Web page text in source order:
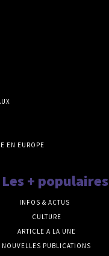
EN EUROPE
Les + populaires
INFOS & ACTUS
CULTURE
ARTICLE A LA UNE
NOUVELLES PUBLICATIONS